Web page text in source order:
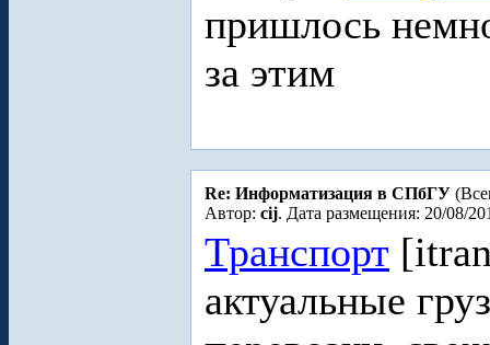
пришлось
за этим
Re: Информатизация в СПбГУ
Автор: cij. Дата размещения: 20/08/
Транспорт
актуальные